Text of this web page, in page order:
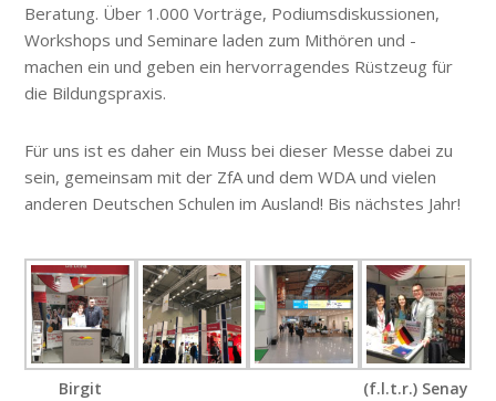
Beratung. Über 1.000 Vorträge, Podiumsdiskussionen,
Workshops und Seminare laden zum Mithören und -
machen ein und geben ein hervorragendes Rüstzeug für
die Bildungspraxis.
Für uns ist es daher ein Muss bei dieser Messe dabei zu
sein, gemeinsam mit der ZfA und dem WDA und vielen
anderen Deutschen Schulen im Ausland! Bis nächstes Jahr!
Birgit
(f.l.t.r.) Senay